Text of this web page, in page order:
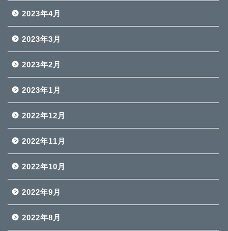
2023年4月
2023年3月
2023年2月
2023年1月
2022年12月
2022年11月
2022年10月
2022年9月
2022年8月